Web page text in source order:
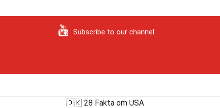
Subscribe to our channel
🇩🇰 28 Fakta om USA